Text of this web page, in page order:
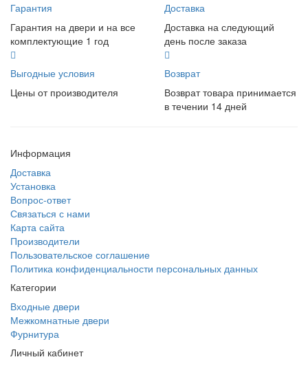
Гарантия
Гарантия на двери и на все
комплектующие 1 год
Доставка
Доставка на следующий
день после заказа
Выгодные условия
Цены от производителя
Возврат
Возврат товара принимается
в течении 14 дней
Информация
Доставка
Установка
Вопрос-ответ
Связаться с нами
Карта сайта
Производители
Пользовательское соглашение
Политика конфиденциальности персональных данных
Категории
Входные двери
Межкомнатные двери
Фурнитура
Личный кабинет